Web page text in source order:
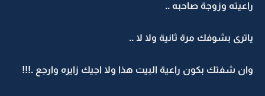
راعيته وزوجة صاحبه ..
ياترى بشوفك مرة ثانية ولا لا ..
وان شفتك بكون راعية البيت هذا ولا اجيك زايره وارجع .!!!